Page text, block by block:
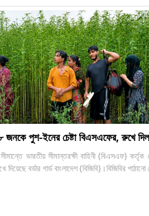
৮ জনকে পুশ-ইনের চেষ্টা বিএসএফের, রুখে দিল
ভারতীয় সীমান্তরক্ষী বাহিনী (বিএসএফ)
বর্ডার গার্ড বাংলাদেশ (বিজিবি)।বিজিবির